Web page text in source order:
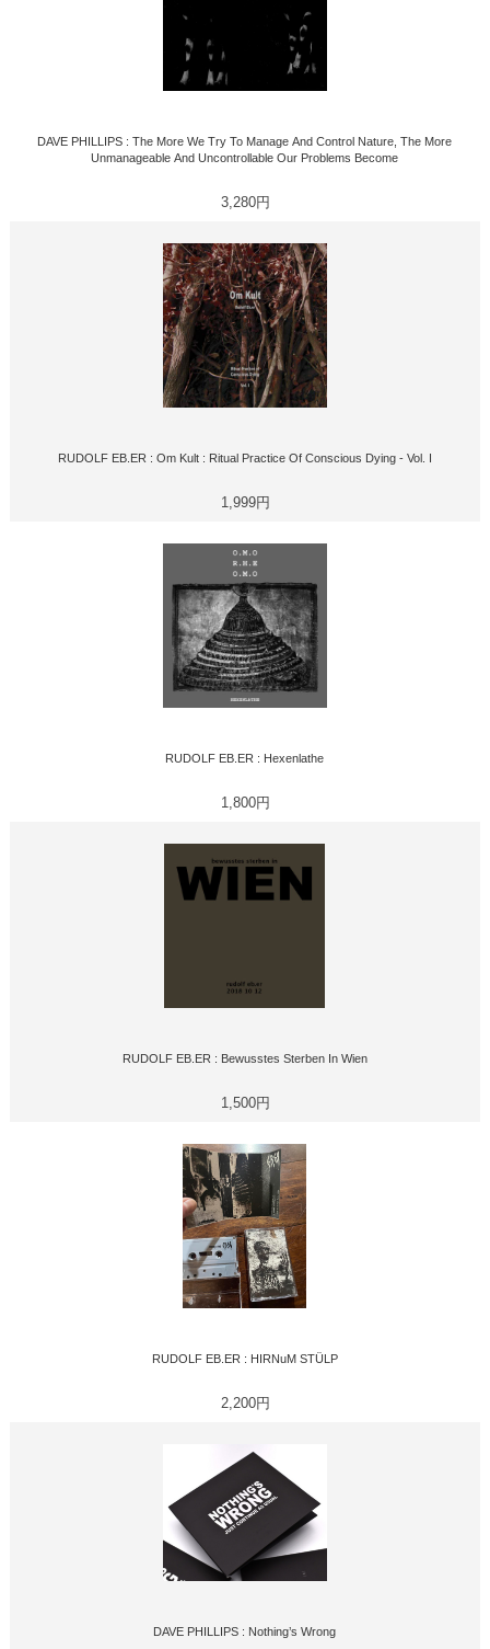
DAVE PHILLIPS : The More We Try To Manage And Control Nature, The More
Unmanageable And Uncontrollable Our Problems Become
3,280円
RUDOLF EB.ER : Om Kult : Ritual Practice Of Conscious Dying - Vol. I
1,999円
RUDOLF EB.ER : Hexenlathe
1,800円
RUDOLF EB.ER : Bewusstes Sterben In Wien
1,500円
RUDOLF EB.ER : HIRNuM STÜLP
2,200円
DAVE PHILLIPS : Nothing’s Wrong